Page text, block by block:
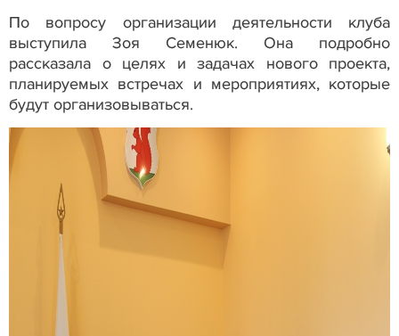
По вопросу организации деятельности клуба
выступила Зоя Семенюк. Она подробно
рассказала о целях и задачах нового проекта,
планируемых встречах и мероприятиях, которые
будут организовываться.